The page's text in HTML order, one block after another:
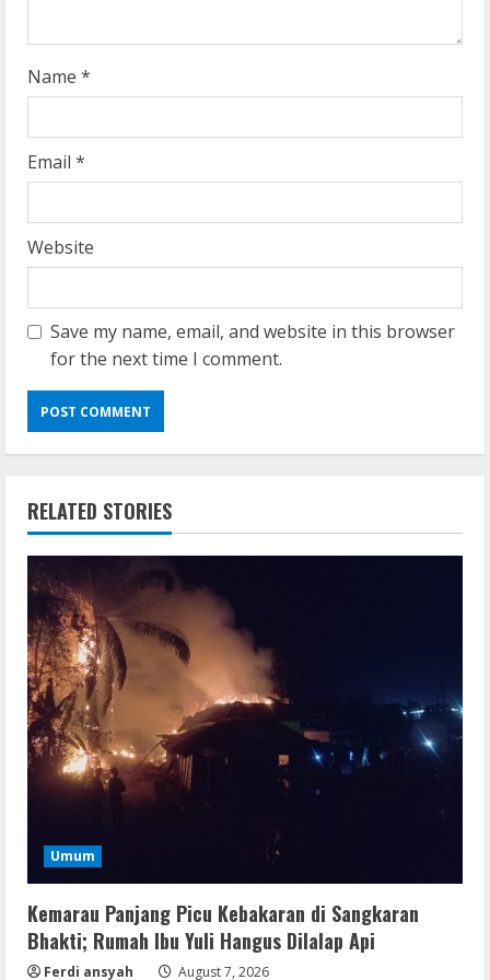
g
Name *
Email *
Website
Save my name, email, and website in this browser
for the next time I comment.
RELATED STORIES
Umum
Kemarau Panjang Picu Kebakaran di Sangkaran
Bhakti; Rumah Ibu Yuli Hangus Dilalap Api
Ferdi ansyah August 7, 2026
VL
Office 365 Mondo Pre-Activated